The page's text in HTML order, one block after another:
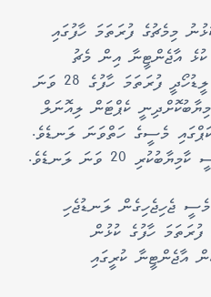
މިމެޗުގެ ފުރަތަމަ ހާފުގައި
އާޖެންޓީނާ އިން މެޗު
ޑޮމިނޭޓްކުރިއިރު، އެޓީމުން މެޗުގެ ލީޑުހޯދީ ފުރަތަމަ ހާފުގެ 28 ވަނަ
ކެޕްޓަން ލިއޮނަލް
މެސީގެ ހަތްވަނަ ލަނޑެވެ.
ވަނަ ލަނޑެވެ.
ޖެހިޖެހިގެން ލަނޑުޖެހި
ހާފުގެ ކުޅުން
ނަތީޖާއަކުން އާޖެންޓީނާ ކުރީގައި